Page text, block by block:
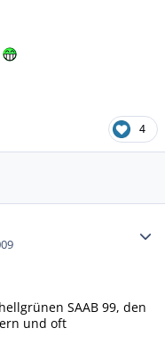
4
SAAB 99, den
und oft